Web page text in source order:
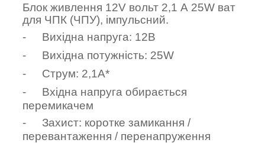
Блок живлення 12V вольт 2,1 А 25W ват
для ЧПК (ЧПУ), імпульсний.
-
Вихідна напруга: 12В
-
Вихідна потужність: 25W
-
Струм: 2,1А*
-
Вхідна напруга обирається
перемикачем
-
Захист: коротке замикання /
перевантаження / перенапруження